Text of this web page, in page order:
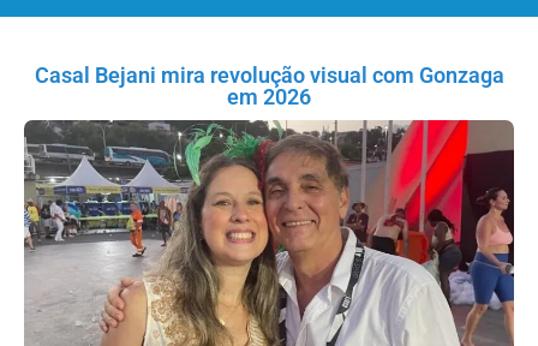
Casal Bejani mira revolução visual com Gonzaga
em 2026